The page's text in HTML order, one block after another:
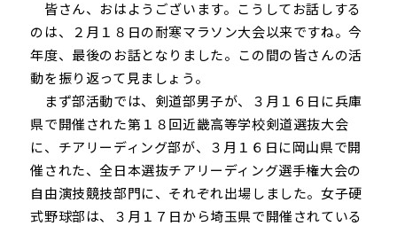
皆さん、おはようございます。こうしてお話しする
のは、２月１８日の耐寒マラソン大会以来ですね。今
年度、最後のお話となりました。この間の皆さんの活
動を振り返って見ましょう。
まず部活動では、剣道部男子が、３月１６日に兵庫
県で開催された第１８回近畿高等学校剣道選抜大会
に、チアリーディング部が、３月１６日に岡山県で開
催された、全日本選抜チアリーディング選手権大会の
自由演技競技部門に、それぞれ出場しました。女子硬
式野球部は、３月１７日から埼玉県で開催されている